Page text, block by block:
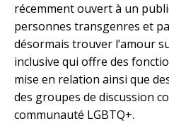
récemment ouvert à un
personnes transgenres et
désormais trouver l’amour
inclusive qui offre des
mise en relation ainsi que
des groupes de discussion
communauté LGBTQ+.